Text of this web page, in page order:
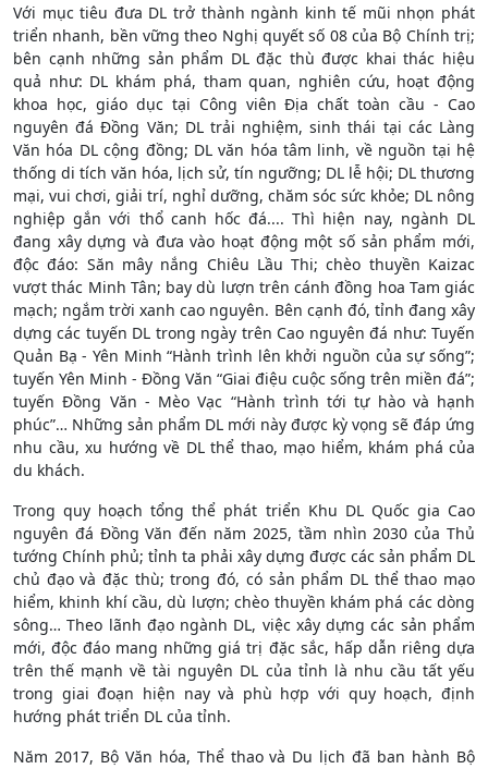
Với mục tiêu đưa DL trở thành ngành kinh tế mũi nhọn phát
triển nhanh, bền vững theo Nghị quyết số 08 của Bộ Chính trị;
bên cạnh những sản phẩm DL đặc thù được khai thác hiệu
quả như: DL khám phá, tham quan, nghiên cứu, hoạt động
khoa học, giáo dục tại Công viên Địa chất toàn cầu - Cao
nguyên đá Đồng Văn; DL trải nghiệm, sinh thái tại các Làng
Văn hóa DL cộng đồng; DL văn hóa tâm linh, về nguồn tại hệ
thống di tích văn hóa, lịch sử, tín ngưỡng; DL lễ hội; DL thương
mại, vui chơi, giải trí, nghỉ dưỡng, chăm sóc sức khỏe; DL nông
nghiệp gắn với thổ canh hốc đá.... Thì hiện nay, ngành DL
đang xây dựng và đưa vào hoạt động một số sản phẩm mới,
độc đáo: Săn mây nắng Chiêu Lầu Thi; chèo thuyền Kaizac
vượt thác Minh Tân; bay dù lượn trên cánh đồng hoa Tam giác
mạch; ngắm trời xanh cao nguyên. Bên cạnh đó, tỉnh đang xây
dựng các tuyến DL trong ngày trên Cao nguyên đá như: Tuyến
Quản Bạ - Yên Minh “Hành trình lên khởi nguồn của sự sống”;
tuyến Yên Minh - Đồng Văn “Giai điệu cuộc sống trên miền đá”;
tuyến Đồng Văn - Mèo Vạc “Hành trình tới tự hào và hạnh
phúc”… Những sản phẩm DL mới này được kỳ vọng sẽ đáp ứng
nhu cầu, xu hướng về DL thể thao, mạo hiểm, khám phá của
du khách.
Trong quy hoạch tổng thể phát triển Khu DL Quốc gia Cao
nguyên đá Đồng Văn đến năm 2025, tầm nhìn 2030 của Thủ
tướng Chính phủ; tỉnh ta phải xây dựng được các sản phẩm DL
chủ đạo và đặc thù; trong đó, có sản phẩm DL thể thao mạo
hiểm, khinh khí cầu, dù lượn; chèo thuyền khám phá các dòng
sông… Theo lãnh đạo ngành DL, việc xây dựng các sản phẩm
mới, độc đáo mang những giá trị đặc sắc, hấp dẫn riêng dựa
trên thế mạnh về tài nguyên DL của tỉnh là nhu cầu tất yếu
trong giai đoạn hiện nay và phù hợp với quy hoạch, định
hướng phát triển DL của tỉnh.
Năm 2017, Bộ Văn hóa, Thể thao và Du lịch đã ban hành Bộ